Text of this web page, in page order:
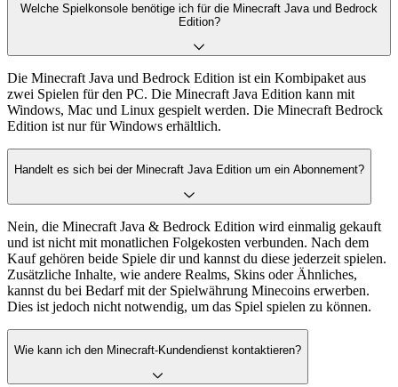
Welche Spielkonsole benötige ich für die Minecraft Java und Bedrock
Edition?
Die Minecraft Java und Bedrock Edition ist ein Kombipaket aus
zwei Spielen für den PC. Die Minecraft Java Edition kann mit
Windows, Mac und Linux gespielt werden. Die Minecraft Bedrock
Edition ist nur für Windows erhältlich.
Handelt es sich bei der Minecraft Java Edition um ein Abonnement?
Nein, die Minecraft Java & Bedrock Edition wird einmalig gekauft
und ist nicht mit monatlichen Folgekosten verbunden. Nach dem
Kauf gehören beide Spiele dir und kannst du diese jederzeit spielen.
Zusätzliche Inhalte, wie andere Realms, Skins oder Ähnliches,
kannst du bei Bedarf mit der Spielwährung Minecoins erwerben.
Dies ist jedoch nicht notwendig, um das Spiel spielen zu können.
Wie kann ich den Minecraft-Kundendienst kontaktieren?